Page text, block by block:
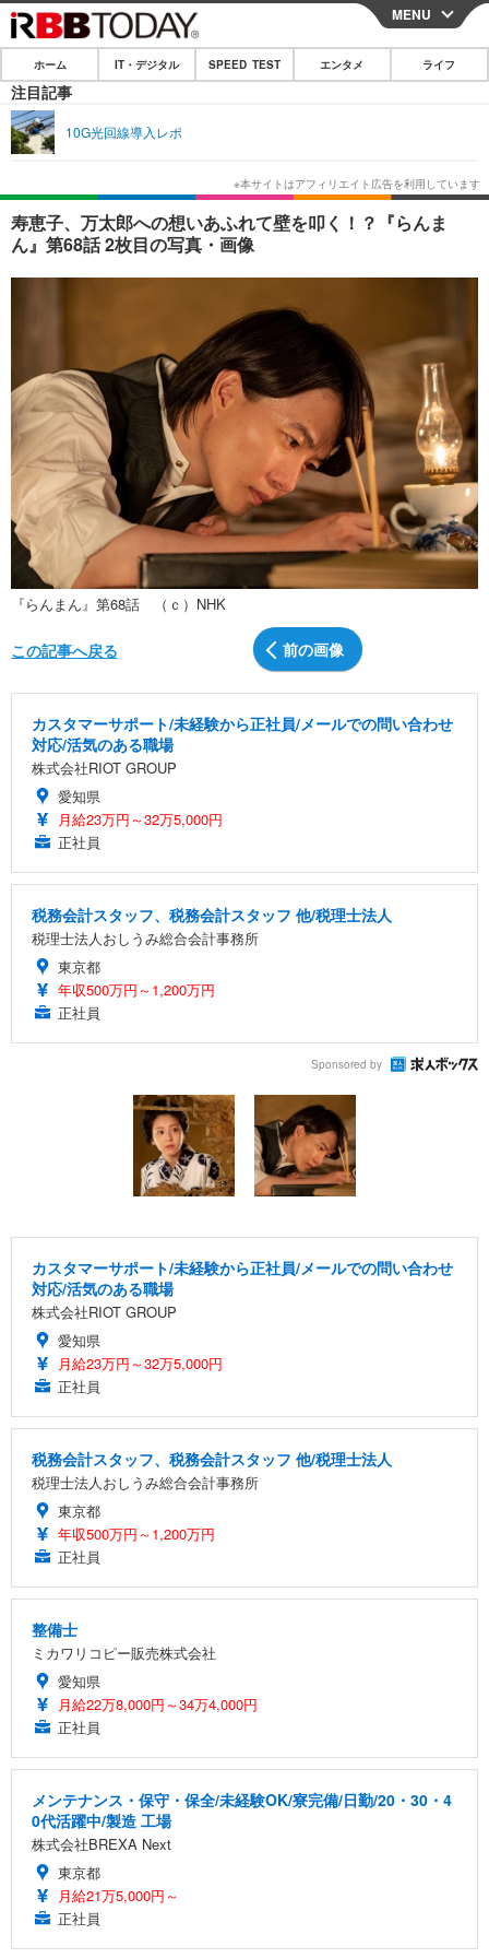
CLOSE
ホーム
IT・デジタル
ネタ ガジェット・ツール
ショッピング
エンタメ
エンタメTOP
スポーツ
グラビア ブログ
ショッピング その他
ショッピング
その他
プッシュ通知の停止方法
MENU
ホーム IT・デジタル SPEED TEST エンタメ ライフ
注目記事
10G光回線導入レポ
寿恵子、万太郎への想いあふれて壁を叩く！？『らんま
ん』第68話 2枚目の写真・画像
『らんまん』第68話 （ｃ）NHK
前の画像
この記事へ戻る
カスタマーサポート/未経験から正社員/メールでの問い合わせ
対応/活気のある職場
株式会社RIOT GROUP
愛知県
月給23万円～32万5,000円
正社員
税務会計スタッフ、税務会計スタッフ 他/税理士法人
税理士法人おしうみ総合会計事務所
東京都
年収500万円～1,200万円
正社員
Sponsored by
カスタマーサポート/未経験から正社員/メールでの問い合わせ
対応/活気のある職場
株式会社RIOT GROUP
愛知県
月給23万円～32万5,000円
正社員
税務会計スタッフ、税務会計スタッフ 他/税理士法人
税理士法人おしうみ総合会計事務所
東京都
年収500万円～1,200万円
正社員
整備士
ミカワリコピー販売株式会社
愛知県
月給22万8,000円～34万4,000円
正社員
メンテナンス・保守・保全/未経験OK/寮完備/日勤/20・30・4
0代活躍中/製造 工場
株式会社BREXA Next
東京都
月給21万5,000円～
正社員